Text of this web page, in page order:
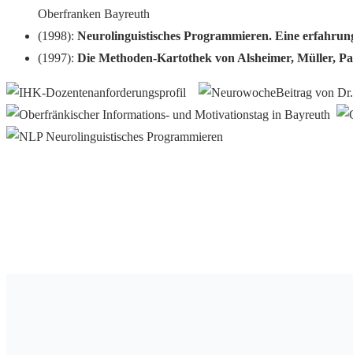
Oberfranken Bayreuth
(1998): Neurolinguistisches Programmieren. Eine
(1997): Die Methoden-Kartothek von Alsheimer, Müller,